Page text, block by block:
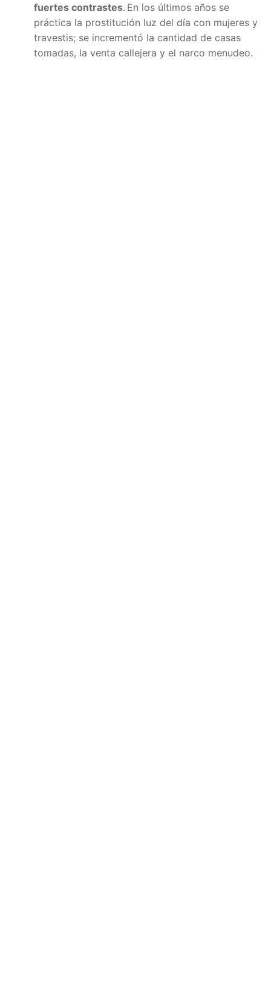
fuertes contrastes. ​En los últimos años se
práctica la prostitución luz del día con mujeres y
travestis; se incrementó la cantidad de casas
tomadas, la venta callejera y el narco menudeo.